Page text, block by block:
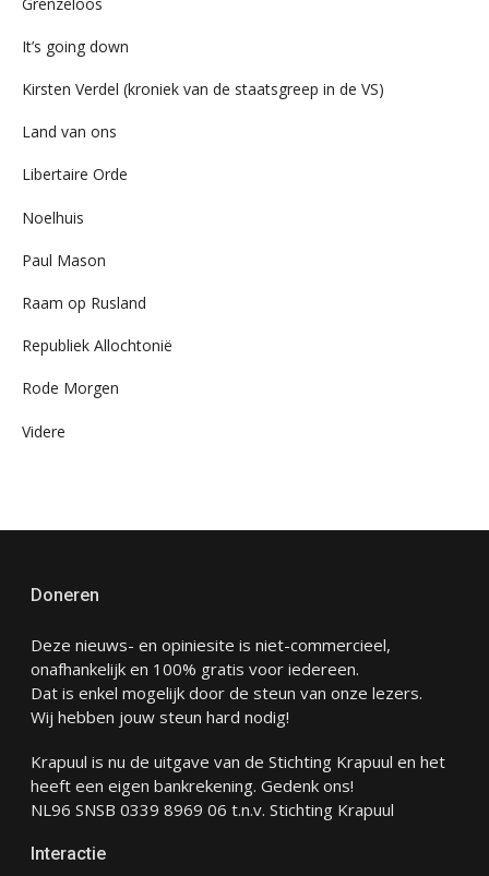
It’s going down
Kirsten Verdel (kroniek van de staatsgreep in de VS)
Land van ons
Libertaire Orde
Noelhuis
Paul Mason
Raam op Rusland
Republiek Allochtonië
Rode Morgen
Videre
Doneren
Deze nieuws- en opiniesite is niet-commercieel,
onafhankelijk en 100% gratis voor iedereen.
Dat is enkel mogelijk door de steun van onze lezers.
Wij hebben jouw steun hard nodig!
Krapuul is nu de uitgave van de Stichting Krapuul en het
heeft een eigen bankrekening. Gedenk ons!
NL96 SNSB 0339 8969 06 t.n.v. Stichting Krapuul
Interactie